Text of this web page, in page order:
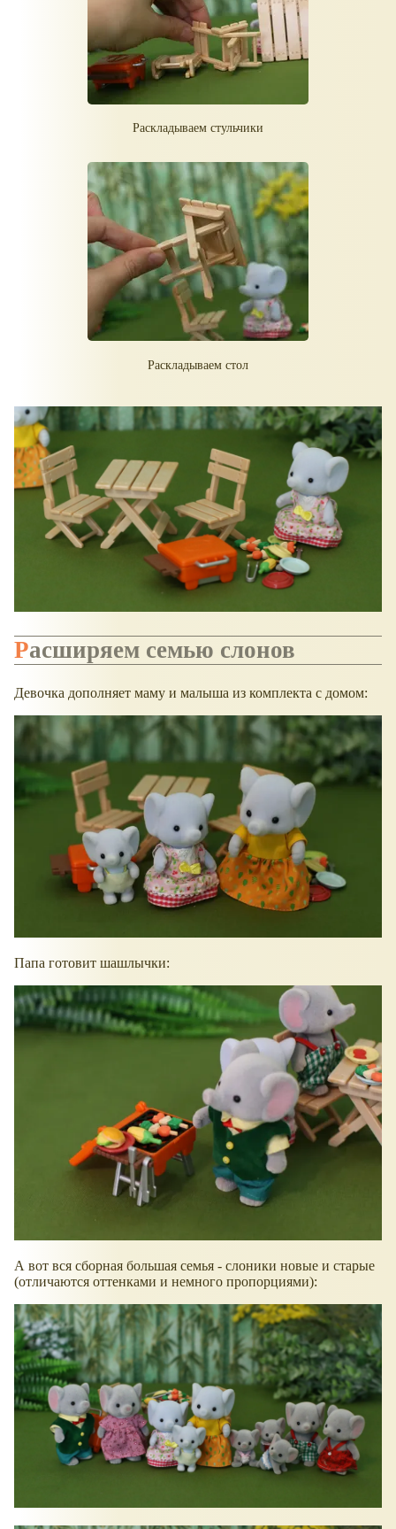
Раскладываем стульчики
Раскладываем стол
Расширяем семью слонов
Девочка дополняет маму и малыша из комплекта с домом:
Папа готовит шашлычки:
А вот вся сборная большая семья - слоники новые и старые
(отличаются оттенками и немного пропорциями):